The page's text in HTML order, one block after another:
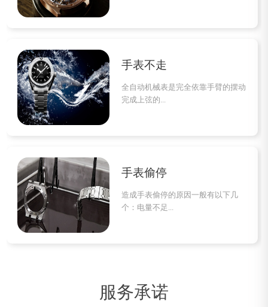
手表不走
全自动机械表是完全依靠手臂的摆动
完成上弦的...
手表偷停
造成手表偷停的原因一般有以下几
个：电量不足...
服务承诺